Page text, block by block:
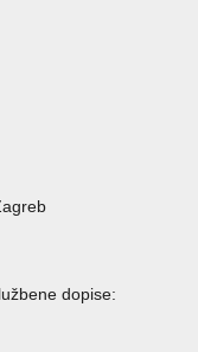
dopise: